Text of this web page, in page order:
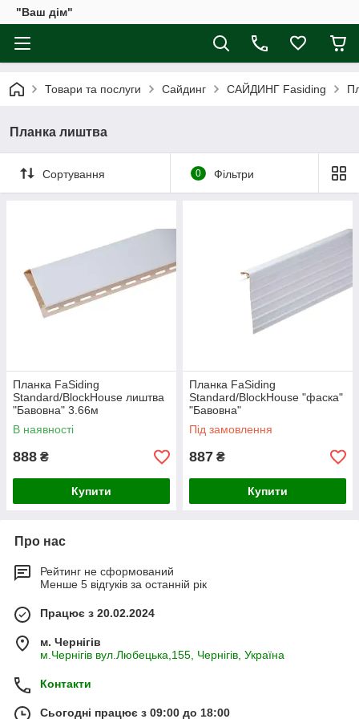
"Ваш дім"
Товари та послуги Сайдинг САЙДИНГ Fasiding
Планка лиштва
Сортування 0 Фільтри
Планка FaSiding
Standard/BlockHouse лиштва
"Бавовна" 3.66м
В наявності
888 ₴
Купити
Планка FaSiding
Standard/BlockHouse "фаска"
"Бавовна"
Під замовлення
887 ₴
Купити
Про нас
Рейтинг не сформований
Менше 5 відгуків за останній рік
Працює з 20.02.2024
м. Чернігів
м.Чернігів вул.Любецька,155, Чернігів, Україна
Контакти
Сьогодні працює з 09:00 до 18:00